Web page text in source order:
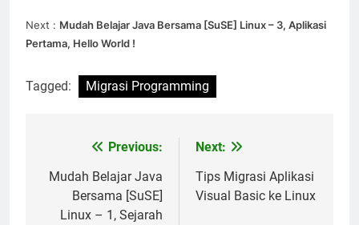
Next : Mudah Belajar Java Bersama [SuSE] Linux – 3, Aplikasi
Pertama, Hello World !
Tagged: Migrasi Programming
navigation
Previous:
Mudah Belajar Java
Bersama [SuSE]
Linux – 1, Sejarah
Next:
Tips Migrasi Aplikasi
Visual Basic ke Linux